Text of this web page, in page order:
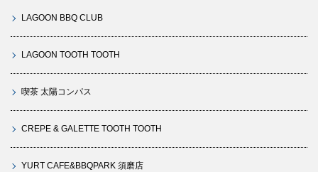
LAGOON BBQ CLUB
LAGOON TOOTH TOOTH
喫茶 太陽コンパス
CREPE & GALETTE TOOTH TOOTH
YURT CAFE&BBQPARK 須磨店